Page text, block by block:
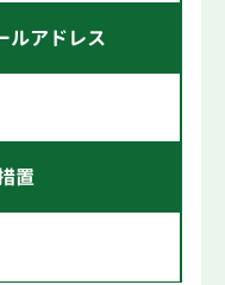
ルアドレス
置